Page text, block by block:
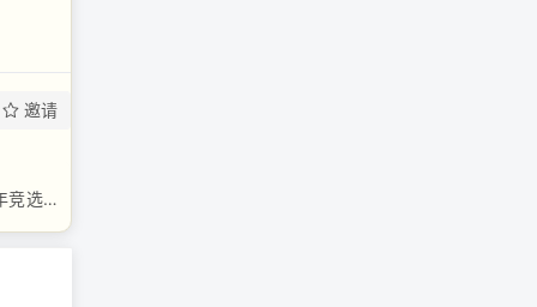
邀请
“吉莉，我别无选择”：吉尔·拜登回忆起乔·拜登面临退出 2024 年竞选的压力 ...